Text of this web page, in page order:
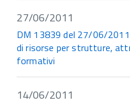
27/06/2011
DM 13839 del 27/06/
di risorse per strutture,
formativi
14/06/2011